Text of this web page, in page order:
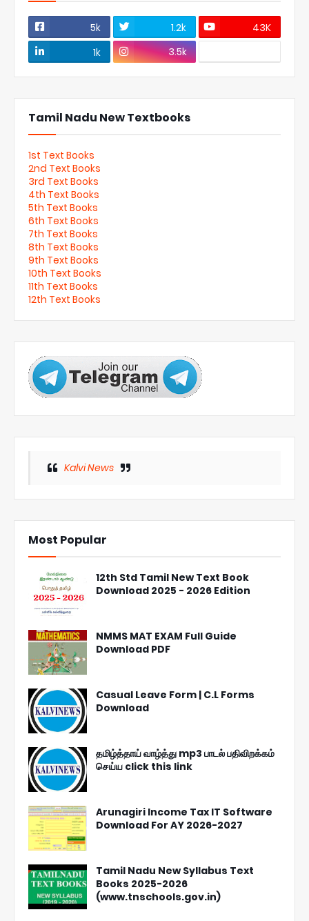
5k 1.2k
43K
1k
3.5k
Tamil Nadu New Textbooks
1st Text Books
2nd Text Books
3rd Text Books
4th Text Books
5th Text Books
6th Text Books
7th Text Books
8th Text Books
9th Text Books
10th Text Books
11th Text Books
12th Text Books
Kalvi News
Most Popular
12th Std Tamil New Text Book
Download 2025 - 2026 Edition
NMMS MAT EXAM Full Guide
Download PDF
Casual Leave Form | C.L Forms
Download
தமிழ்த்தாய் வாழ்த்து mp3 பாடல் பதிவிறக்கம்
செய்ய click this link
Arunagiri Income Tax IT Software
Download For AY 2026-2027
Tamil Nadu New Syllabus Text
Books 2025-2026
(www.tnschools.gov.in)